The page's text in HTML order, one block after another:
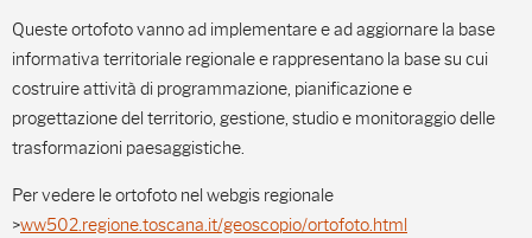
Queste ortofoto vanno ad implementare e ad aggiornare la base
informativa territoriale regionale e rappresentano la base su cui
costruire attività di programmazione, pianificazione e
progettazione del territorio, gestione, studio e monitoraggio delle
trasformazioni paesaggistiche.
Per vedere le ortofoto nel webgis regionale
>ww502.regione.toscana.it/geoscopio/ortofoto.html